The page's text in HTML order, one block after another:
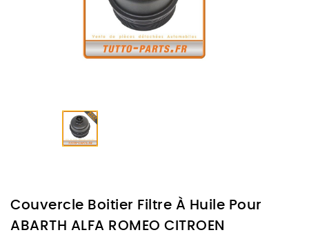
Couvercle Boitier Filtre À Huile Pour
ABARTH ALFA ROMEO CITROEN